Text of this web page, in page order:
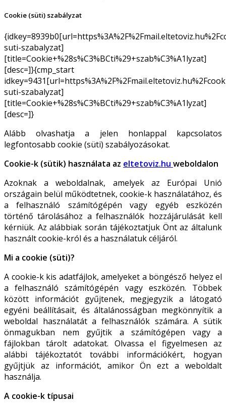
Cookie (süti) szabályzat
suti-szabalyzat]
[title=Cookie+%28s%C3%BCti%29+szab%C3%A1lyzat]
[desc=]}{cmp_start
suti-szabalyzat]
[title=Cookie+%28s%C3%BCti%29+szab%C3%A1lyzat]
[desc=]}
Alább olvashatja a jelen honlappal kapcsolatos
legfontosabb cookie (süti) szabályozásokat.
Cookie-k (sütik) használata az eltetoviz.hu weboldalon
Azoknak a weboldalnak, amelyek az Európai Unió
országain belül működtetnek, cookie-k használatához, és
a felhasználó számítógépén vagy egyéb eszközén
történő tárolásához a felhasználók hozzájárulását kell
kérniük. Az alábbiak során tájékoztatjuk Önt az általunk
használt cookie-król és a használatuk céljáról.
Mi a cookie (süti)?
A cookie-k kis adatfájlok, amelyeket a böngésző helyez el
a felhasználó számítógépén vagy eszközén. Többek
között információt gyűjtenek, megjegyzik a látogató
egyéni beállításait, és általánosságban megkönnyítik a
weboldal használatát a felhasználók számára. A sütik
önmagukban nem gyűjtik a számítógépen vagy a
fájlokban tárolt adatokat. Olvassa el figyelmesen az
alábbi tájékoztatót további információkért, hogyan
gyűjtjük az információt, amikor Ön ezt a weboldalt
használja.
A cookie-k típusai